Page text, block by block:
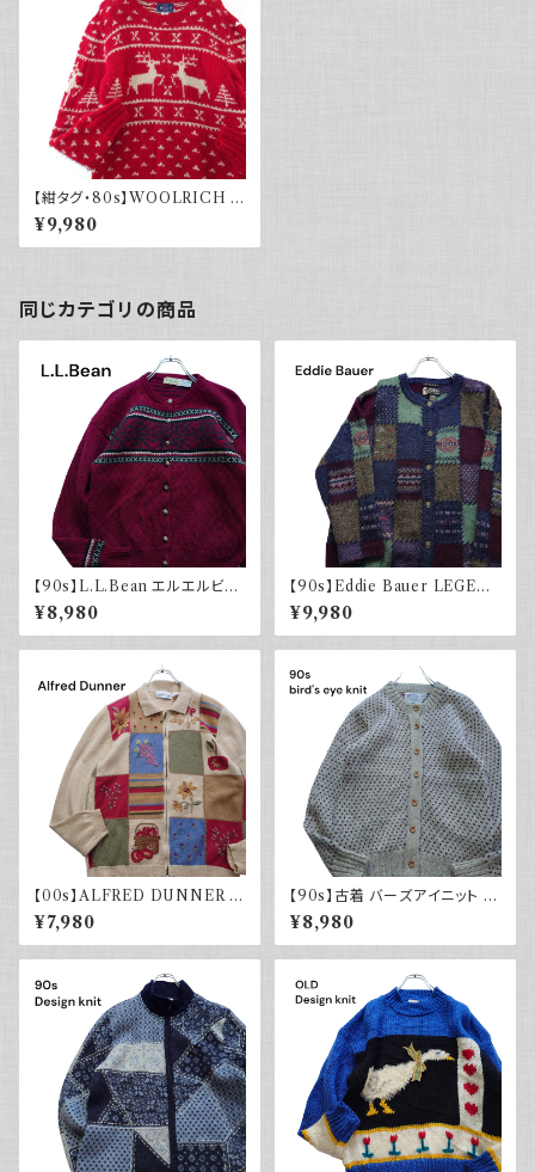
【紺タグ・80s】WOOLRICH ウ
ールリッチ ノルディックセーター
トナカイ
¥9,980
同じカテゴリの商品
【90s】L.L.Bean エルエルビー
ン チロルニット カーディガン セ
ーター ボルドー メタルボタン 古
着 ヴィンテージ
¥8,980
【90s】Eddie Bauer LEGEN
D エディーバウアー レジェンド
総柄ニット カーディガン ウール
レトロ 90年代
¥9,980
【00s】ALFRED DUNNER ア
ルフレッドダナー デザインニット
コットンラミー レディース古着
セーター 襟付き ジップ
¥7,980
【90s】古着 バーズアイニット カ
ーディガン ベージュ ヴィンテー
ジ セーター ウール
¥8,980